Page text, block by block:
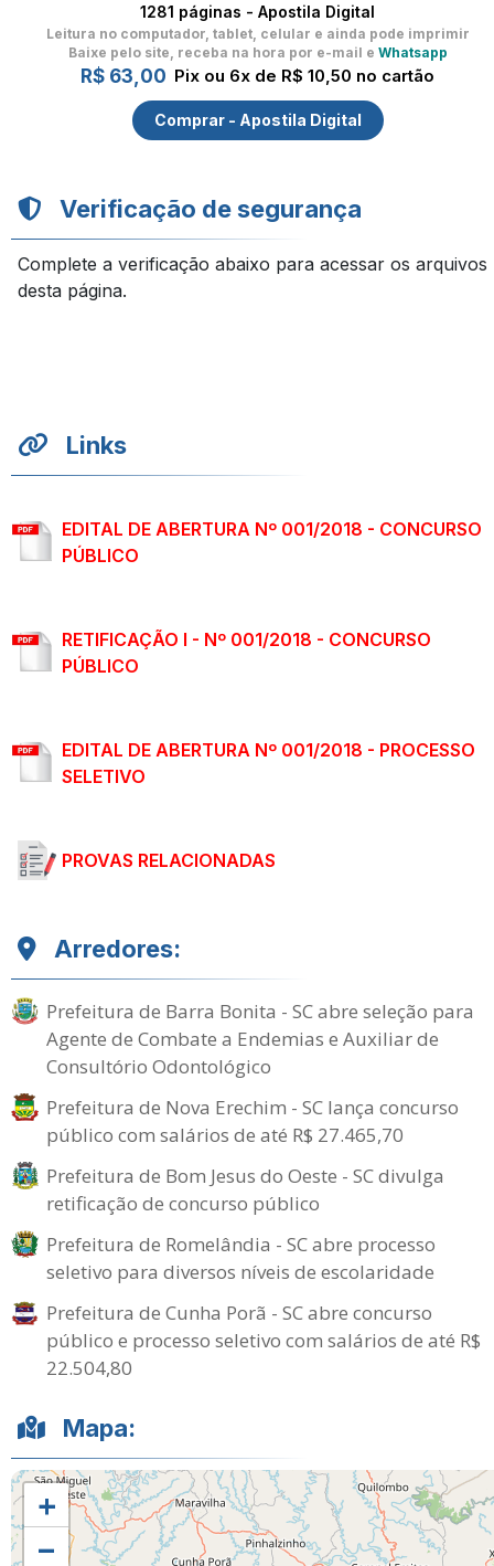
1281 páginas - Apostila Digital
Leitura no computador, tablet, celular e ainda pode imprimir
Baixe pelo site, receba na hora por e-mail e Whatsapp
R$ 63,00 Pix ou 6x de R$ 10,50 no cartão
Comprar - Apostila Digital
Verificação de segurança
Complete a verificação abaixo para acessar os arquivos
desta página.
Links
EDITAL DE ABERTURA Nº 001/2018 - CONCURSO
PÚBLICO
RETIFICAÇÃO I - Nº 001/2018 - CONCURSO
PÚBLICO
EDITAL DE ABERTURA Nº 001/2018 - PROCESSO
SELETIVO
PROVAS RELACIONADAS
Arredores:
Prefeitura de Barra Bonita - SC abre seleção para
Agente de Combate a Endemias e Auxiliar de
Consultório Odontológico
Prefeitura de Nova Erechim - SC lança concurso
público com salários de até R$ 27.465,70
Prefeitura de Bom Jesus do Oeste - SC divulga
retificação de concurso público
Prefeitura de Romelândia - SC abre processo
seletivo para diversos níveis de escolaridade
Prefeitura de Cunha Porã - SC abre concurso
público e processo seletivo com salários de até R$
22.504,80
Mapa:
+
−